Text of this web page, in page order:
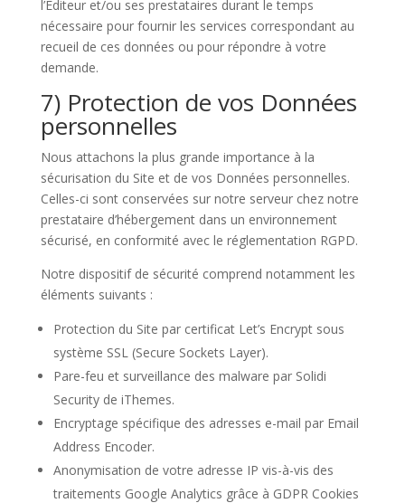
l’Editeur et/ou ses prestataires durant le temps
nécessaire pour fournir les services correspondant au
recueil de ces données ou pour répondre à votre
demande.
7) Protection de vos Données
personnelles
Nous attachons la plus grande importance à la
sécurisation du Site et de vos Données personnelles.
Celles-ci sont conservées sur notre serveur chez notre
prestataire d’hébergement dans un environnement
sécurisé, en conformité avec le réglementation RGPD.
Notre dispositif de sécurité comprend notamment les
éléments suivants :
Protection du Site par certificat Let’s Encrypt sous
système SSL (Secure Sockets Layer).
Pare-feu et surveillance des malware par Solidi
Security de iThemes.
Encryptage spécifique des adresses e-mail par Email
Address Encoder.
Anonymisation de votre adresse IP vis-à-vis des
traitements Google Analytics grâce à GDPR Cookies